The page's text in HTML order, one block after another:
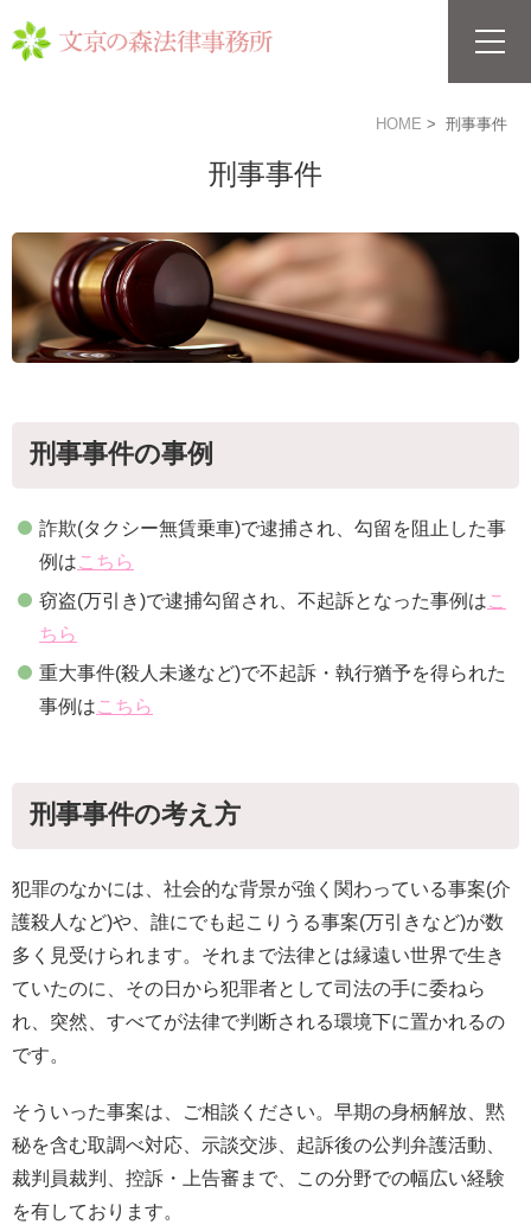
HOME 刑事事件
刑事事件
刑事事件の事例
詐欺(タクシー無賃乗車)で逮捕され、勾留を阻止した事
例はこちら
窃盗(万引き)で逮捕勾留され、不起訴となった事例はこ
ちら
重大事件(殺人未遂など)で不起訴・執行猶予を得られた
事例はこちら
刑事事件の考え方
犯罪のなかには、社会的な背景が強く関わっている事案(介
護殺人など)や、誰にでも起こりうる事案(万引きなど)が数
多く見受けられます。それまで法律とは縁遠い世界で生き
ていたのに、その日から犯罪者として司法の手に委ねら
れ、突然、すべてが法律で判断される環境下に置かれるの
です。
そういった事案は、ご相談ください。早期の身柄解放、黙
秘を含む取調べ対応、示談交渉、起訴後の公判弁護活動、
裁判員裁判、控訴・上告審まで、この分野での幅広い経験
を有しております。